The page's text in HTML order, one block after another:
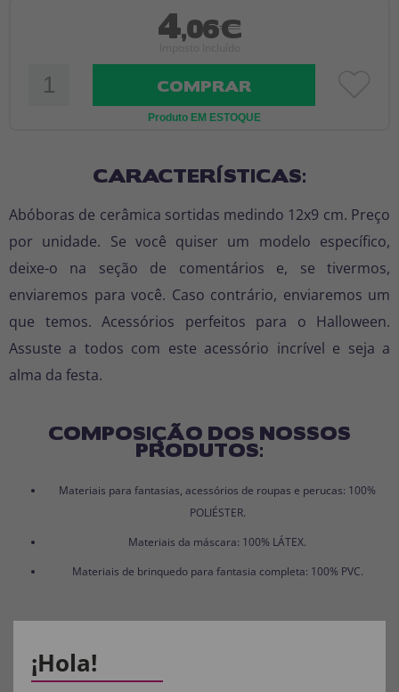
4,06€
COMPRAR
Produto EM ESTOQUE
CARACTERÍSTICAS:
Abóboras de cerâmica sortidas medindo 12x9 cm. Preço
por unidade. Se você quiser um modelo específico,
deixe-o na seção de comentários e, se tivermos,
enviaremos para você. Caso contrário, enviaremos um
que temos. Acessórios perfeitos para o Halloween.
Assuste a todos com este acessório incrível e seja a
alma da festa.
COMPOSIÇÃO DOS NOSSOS
PRODUTOS:
Materiais para fantasias, acessórios de roupas e perucas: 100%
POLIÉSTER.
Materiais da máscara: 100% LÁTEX.
Materiais de brinquedo para fantasia completa: 100% PVC.
Aviso:
¡Hola!